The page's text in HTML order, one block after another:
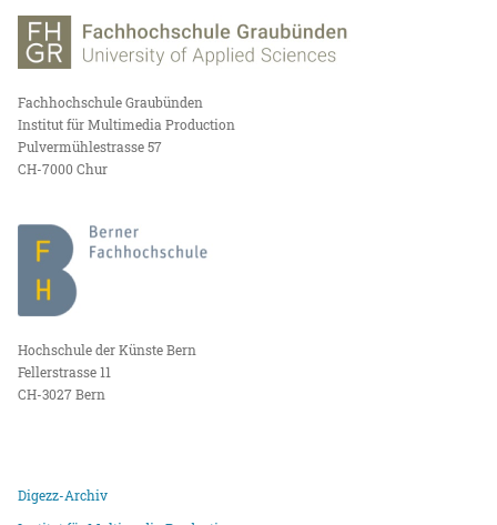
Fachhochschule Graubünden
Institut für Multimedia Production
Pulvermühlestrasse 57
CH-7000 Chur
Hochschule der Künste Bern
Fellerstrasse 11
CH-3027 Bern
Digezz-Archiv